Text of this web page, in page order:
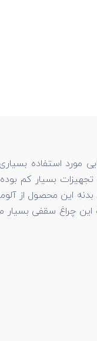
مورد استفاده
تجهیزات بسیار کم
این چراغ سقفی